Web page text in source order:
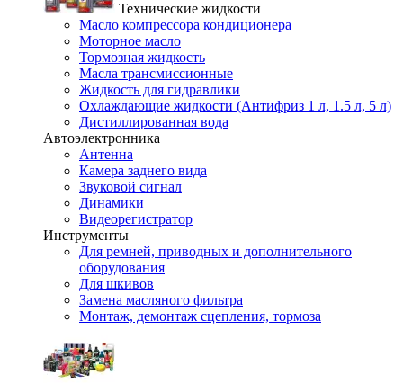
Технические жидкости
Масло компрессора кондиционера
Моторное масло
Тормозная жидкость
Масла трансмиссионные
Жидкость для гидравлики
Охлаждающие жидкости (Антифриз 1 л, 1.5 л, 5 л)
Дистиллированная вода
Автоэлектронника
Антенна
Камера заднего вида
Звуковой сигнал
Динамики
Видеорегистратор
Инструменты
Для ремней, приводных и дополнительного
оборудования
Для шкивов
Замена масляного фильтра
Монтаж, демонтаж сцепления, тормоза